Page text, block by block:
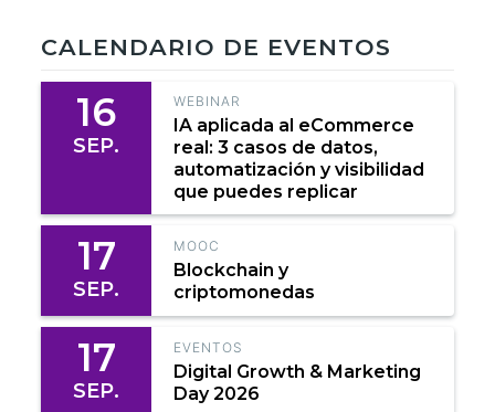
CALENDARIO DE EVENTOS
16
SEP.
WEBINAR
IA aplicada al eCommerce
real: 3 casos de datos,
automatización y visibilidad
que puedes replicar
17
SEP.
MOOC
Blockchain y
criptomonedas
17
SEP.
EVENTOS
Digital Growth & Marketing
Day 2026